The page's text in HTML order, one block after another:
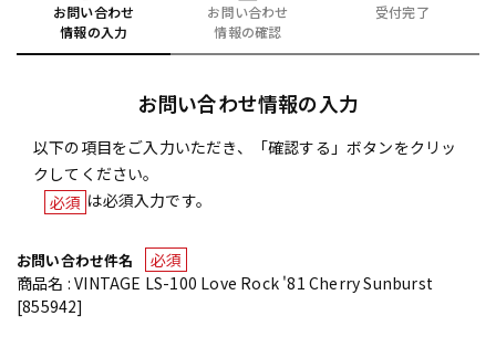
お問い合わせ
情報の入力
お問い合わせ
情報の確認
受付完了
お問い合わせ情報の入力
以下の項目をご入力いただき、「確認する」ボタンをクリッ
クしてください。
必須 は必須入力です。
お問い合わせ件名
必須
商品名 : VINTAGE LS-100 Love Rock '81 Cherry Sunburst
[855942]